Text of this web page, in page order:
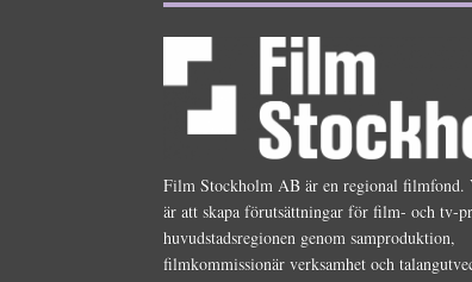
Film Stockholm AB är en regional filmfond.
är att skapa förutsättningar för film- och tv-
huvudstadsregionen genom samproduktion,
filmkommissionär verksamhet och